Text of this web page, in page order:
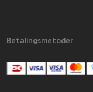
Betalingsmetoder